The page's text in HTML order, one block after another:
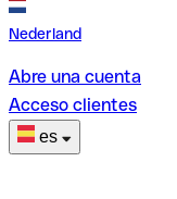
Nederland
Abre una cuenta
Acceso clientes
es